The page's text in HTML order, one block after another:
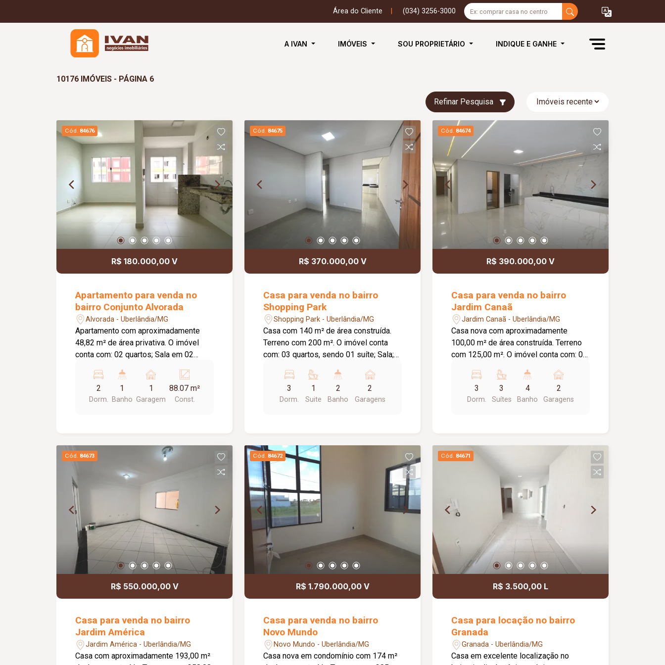
Área do Cliente (034) 3256-3000
A IVAN IMÓVEIS SOU PROPRIETÁRIO INDIQUE E GANHE
10176 IMÓVEIS - PÁGINA 6
Refinar Pesquisa
Cód. 84676
R$ 180.000,00 V
Apartamento para venda no
bairro Conjunto Alvorada
Alvorada - Uberlândia/MG
Apartamento com aproximadamente
48,82 m² de área privativa. O imóvel
conta com: 02 quartos; Sala em 02
Lavanderia; 01 vaga de garagem; O
condomínio oferece: Portões
eletrônicos; Interfone; Portaria;
e ideais para quem busca conforto e
praticidade. Informações
complementares: Área construída de
aproximadamente 88,07 m².
2
Dorm.
1
Banho
1
Garagem
88.07 m²
Const.
Cód. 84675
R$ 370.000,00 V
Casa para venda no bairro
Shopping Park
Shopping Park - Uberlândia/MG
Casa com 140 m² de área construída.
Terreno com 200 m². O imóvel conta
com: 03 quartos, sendo 01 suíte; Sala;
Jardim de inverno; Varanda gourmet em
`L`; Lavanderia independente e coberta;
Diferenciais: Imóvel recém-reformado,
distribuídos, proporcionando conforto e
praticidade. Informações
complementares: Valor de venda: R$
370.000,00.
3
Dorm.
1
Suite
2
Banho
2
Garagens
Cód. 84674
R$ 390.000,00 V
Casa para venda no bairro
Jardim Canaã
Jardim Canaã - Uberlândia/MG
Casa nova com aproximadamente
100,00 m² de área construída. Terreno
com 125,00 m². O imóvel conta com: 03
Sala ampla integrada à cozinha
gourmet; Banheiro social; Cozinha
gourmet com ilha central revestida em
granito preto; Piso em porcelanato;
Projeto moderno de iluminação em LED;
Boxes em vidro temperado; Armários
planejados nos banheiros; Fachada
moderna com revestimento em pedras
naturais; Sistema de alarme instalado;
Sistema de câmeras de monitoramento;
Cerca concertina em todo o perímetro;
Excelente opção para quem busca uma
casa nova, moderna e funcional.
3
Dorm.
3
Suítes
4
Banho
2
Garagens
Cód. 84673
R$ 550.000,00 V
Casa para venda no bairro
Jardim América
Jardim América - Uberlândia/MG
Casa com aproximadamente 193,00 m²
Cód. 84672
R$ 1.790.000,00 V
Casa para venda no bairro
Novo Mundo
Novo Mundo - Uberlândia/MG
Casa nova em condomínio com 174 m²
Cód. 84671
R$ 3.500,00 L
Casa para locação no bairro
Granada
Granada - Uberlândia/MG
Casa em excelente localização no